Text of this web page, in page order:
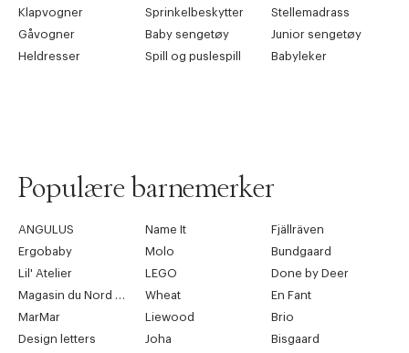
Klapvogner
Sprinkelbeskytter
Stellemadrass
Gåvogner
Baby sengetøy
Junior sengetøy
Heldresser
Spill og puslespill Babyleker
Populære barnemerker
ANGULUS Name It
Fjällräven
Ergobaby
Molo
Bundgaard
Lil' Atelier
LEGO
Done by Deer
Wheat
En Fant
MarMar
Liewood
Brio
Design letters
Joha
Bisgaard